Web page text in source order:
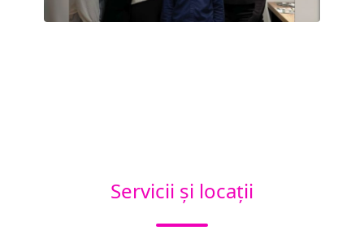
Servicii și locații